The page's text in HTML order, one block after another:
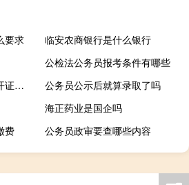
要求
临安农商银行是什么银行
公检法公务员报考条件有哪些
上海公务员面试要单位开证明吗
公务员公示后就算录取了吗
海正药业是国企吗
费
公务员政审要查哪些内容